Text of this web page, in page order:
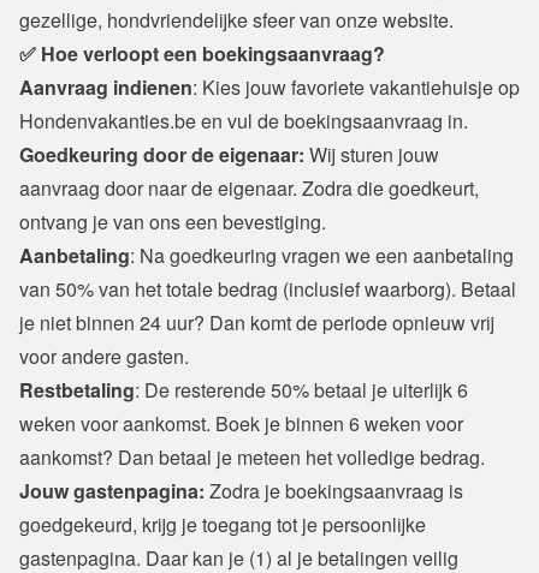
gezellige, hondvriendelijke sfeer van onze website.
✅ Hoe verloopt een boekingsaanvraag?
Aanvraag indienen: Kies jouw favoriete vakantiehuisje op
Hondenvakanties.be en vul de boekingsaanvraag in.
Goedkeuring door de eigenaar: Wij sturen jouw
aanvraag door naar de eigenaar. Zodra die goedkeurt,
ontvang je van ons een bevestiging.
Aanbetaling: Na goedkeuring vragen we een aanbetaling
van 50% van het totale bedrag (inclusief waarborg). Betaal
je niet binnen 24 uur? Dan komt de periode opnieuw vrij
voor andere gasten.
Restbetaling: De resterende 50% betaal je uiterlijk 6
weken voor aankomst. Boek je binnen 6 weken voor
aankomst? Dan betaal je meteen het volledige bedrag.
Jouw gastenpagina: Zodra je boekingsaanvraag is
goedgekeurd, krijg je toegang tot je persoonlijke
gastenpagina. Daar kan je (1) al je betalingen veilig